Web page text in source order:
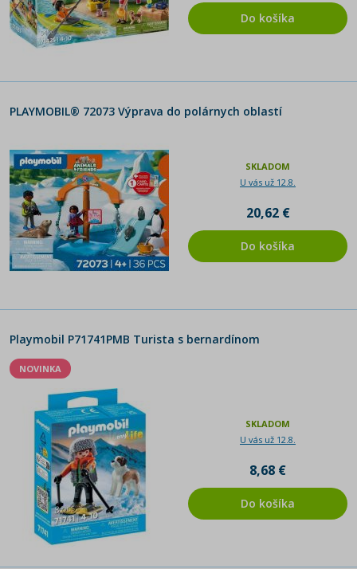
Do košíka
PLAYMOBIL® 72073 Výprava do polárnych oblastí
SKLADOM
U vás už 12.8.
20,62 €
Do košíka
Playmobil P71741PMB Turista s bernardínom
NOVINKA
SKLADOM
U vás už 12.8.
8,68 €
Do košíka